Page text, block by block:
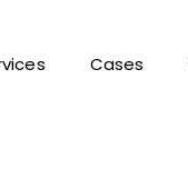
Cases